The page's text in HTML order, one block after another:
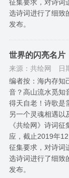
征集要求，对诗词
选诗词进行了细致
发布。
世界的闪亮名片
来源：共绘网
日
编者按：海内存知
音？高山流水觅知
得天自老！诗歌是
另一个灵魂相遇以
《共绘网》诗词
应，截止2019年
征集要求，对诗词
选诗词进行了细致
发布。